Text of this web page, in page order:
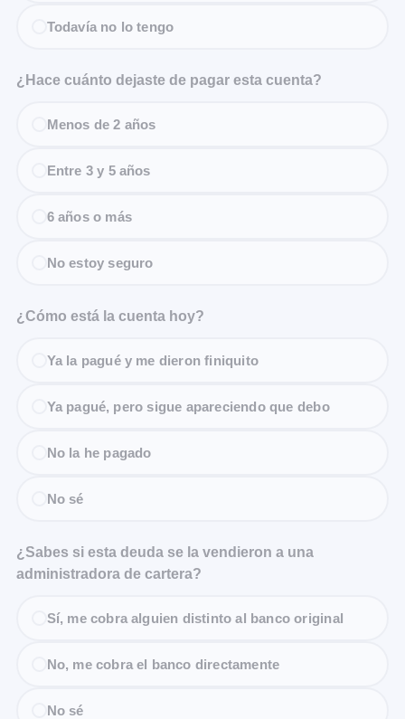
Todavía no lo tengo
¿Hace cuánto dejaste de pagar esta cuenta?
Menos de 2 años
Entre 3 y 5 años
6 años o más
No estoy seguro
¿Cómo está la cuenta hoy?
Ya la pagué y me dieron finiquito
Ya pagué, pero sigue apareciendo que debo
No la he pagado
No sé
¿Sabes si esta deuda se la vendieron a una
administradora de cartera?
Sí, me cobra alguien distinto al banco original
No, me cobra el banco directamente
No sé